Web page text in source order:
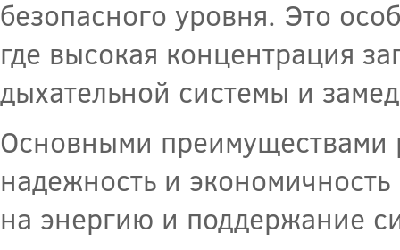
безопасного уровня. Это
где высокая концентрация
дыхательной системы и
Основными преимуществами
надежность и
на энергию и поддержание